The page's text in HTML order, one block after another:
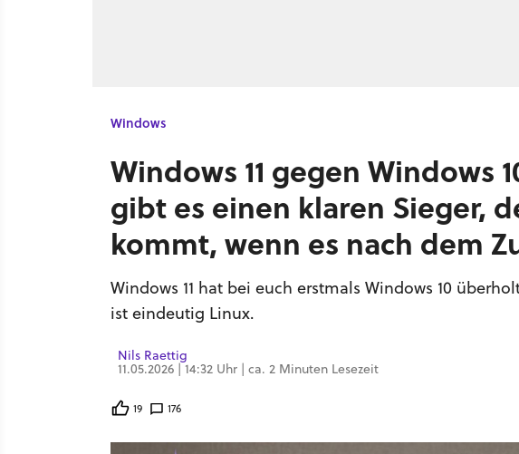
Windows
Windows 11 gegen Windows
gibt es einen klaren Sieger,
kommt, wenn es nach dem
Windows 11 hat bei euch erstmals Windows 10
ist eindeutig Linux.
Nils Raettig
11.05.2026 | 14:32 Uhr | ca. 2 Minuten Lesezeit
19 176